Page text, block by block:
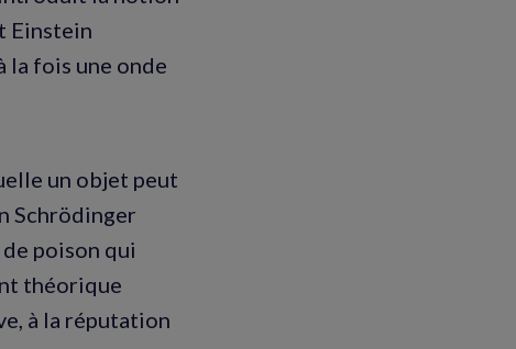
Einstein
la fois une onde
un objet peut
Schrödinger
poison qui
théorique
à la réputation